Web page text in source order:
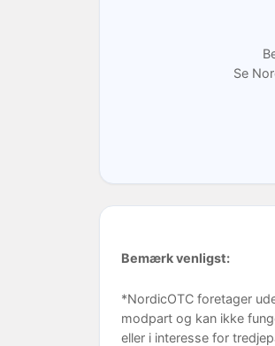
Se
Bemærk venligst:
*NordicOTC foretager
modpart og kan ikke
eller i interesse for